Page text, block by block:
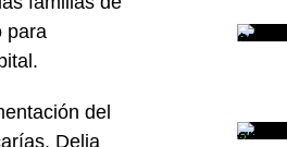
para
del
Delia